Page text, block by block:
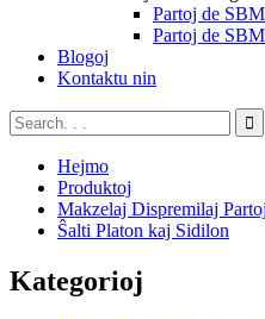
Partoj de
Partoj de
Blogoj
Kontaktu nin
Hejmo
Produktoj
Makzelaj Dispremilaj Partoj
Ŝalti Platon kaj Sidilon
Kategorioj